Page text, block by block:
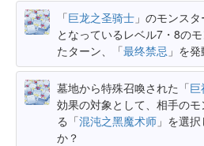
「巨龙之圣骑士 」のモンス
となっているレベル7・8の
たターン、「最终禁忌 」を
墓地から特殊召喚された「巨
効果の対象として、相手の
る「混沌之黑魔术师 」を選
か？